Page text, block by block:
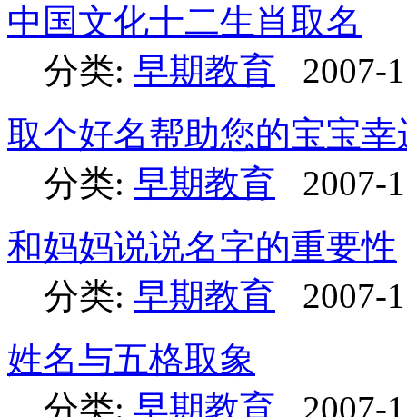
中国文化十二生肖取名
分类: 早期教育
2007-
取个好名帮助您的宝宝幸
分类: 早期教育
2007-
和妈妈说说名字的重要性
分类: 早期教育
2007-
姓名与五格取象
分类: 早期教育
2007-